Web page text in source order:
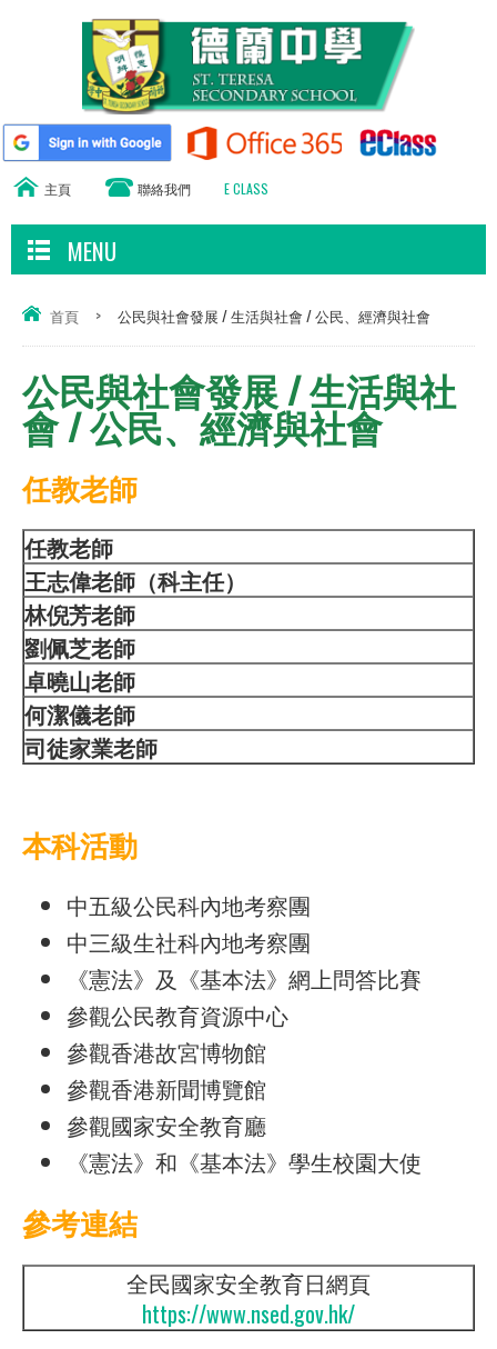
主頁 聯絡我們 E CLASS
MENU
首頁 > 公民與社會發展 / 生活與社會 / 公民、經濟與社會
公民與社會發展 / 生活與社
會 / 公民、經濟與社會
任教老師
任教老師
王志偉老師（科主任）
林倪芳老師
劉佩芝老師
卓曉山老師
何潔儀老師
司徒家業老師
本科活動
中五級公民科內地考察團
中三級生社科內地考察團
《憲法》及《基本法》網上問答比賽
參觀公民教育資源中心
參觀香港故宮博物館
參觀香港新聞博覽館
參觀國家安全教育廳
《憲法》和《基本法》學生校園大使
參考連結
全民國家安全教育日網頁
https://www.nsed.gov.hk/